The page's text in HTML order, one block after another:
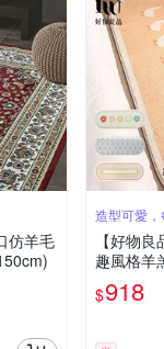
仿羊毛
造型可愛
【好物
趣風格羊
地毯(客
家居止滑
$918